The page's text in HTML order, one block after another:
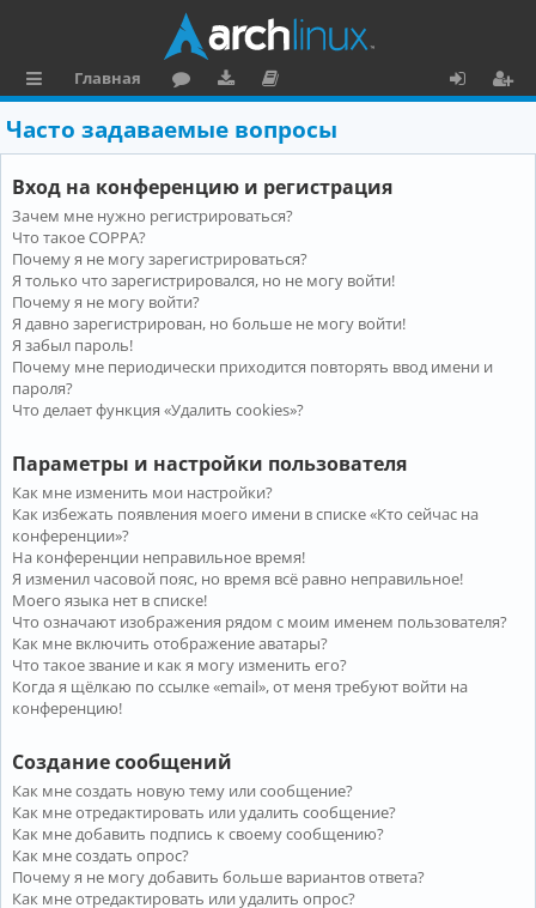
ы
л
к
и
Главная
ру
м
ру
зк
и
ку
м
е
н
та
ц
и
я
о
и
Часто задаваемые вопросы
Вход на конференцию и регистрация
Зачем мне нужно регистрироваться?
Что такое COPPA?
Почему я не могу зарегистрироваться?
Я только что зарегистрировался, но не могу войти!
Почему я не могу войти?
Я давно зарегистрирован, но больше не могу войти!
Я забыл пароль!
Почему мне периодически приходится повторять ввод имени и
пароля?
Что делает функция «Удалить cookies»?
Параметры и настройки пользователя
Как мне изменить мои настройки?
Как избежать появления моего имени в списке «Кто сейчас на
конференции»?
На конференции неправильное время!
Я изменил часовой пояс, но время всё равно неправильное!
Моего языка нет в списке!
Что означают изображения рядом с моим именем пользователя?
Как мне включить отображение аватары?
Что такое звание и как я могу изменить его?
Когда я щёлкаю по ссылке «email», от меня требуют войти на
конференцию!
Создание сообщений
Как мне создать новую тему или сообщение?
Как мне отредактировать или удалить сообщение?
Как мне добавить подпись к своему сообщению?
Как мне создать опрос?
Почему я не могу добавить больше вариантов ответа?
Как мне отредактировать или удалить опрос?